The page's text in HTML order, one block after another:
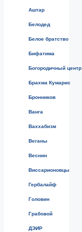
Аштар
Белодед
Белое братство
Бифатима
Богородичный центр
Брахма Кумарис
Бронников
Ванга
Ваххабизм
Веганы
Веснин
Виссарионовцы
Гербалайф
Головин
Грабовой
ДЭИР